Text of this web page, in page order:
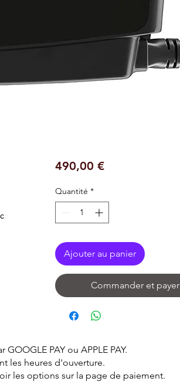
490,00 €Prix
Quantité *
Ajouter au panier
Commander et payer
PAY ou APPLE PAY.
les heures d'ouverture.
les options sur la page de paiement.